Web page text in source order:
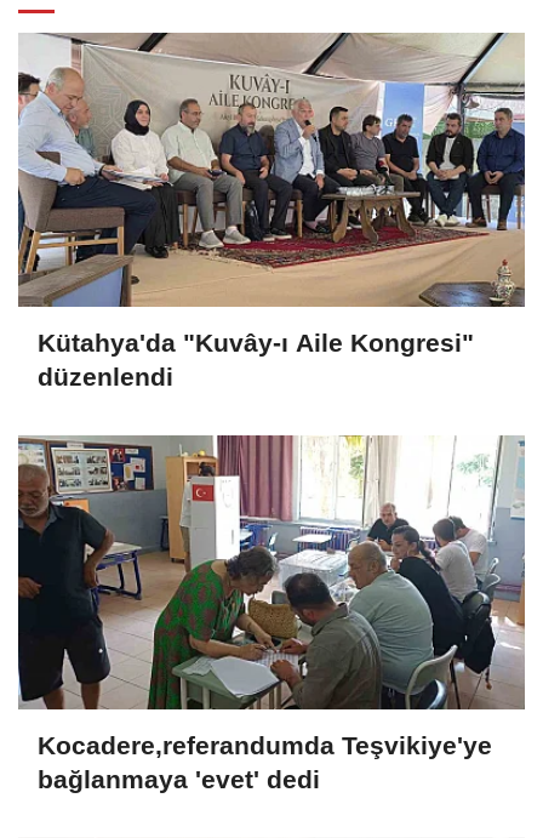
Kütahya'da "Kuvây-ı Aile Kongresi"
düzenlendi
Kocadere,referandumda Teşvikiye'ye
bağlanmaya 'evet' dedi